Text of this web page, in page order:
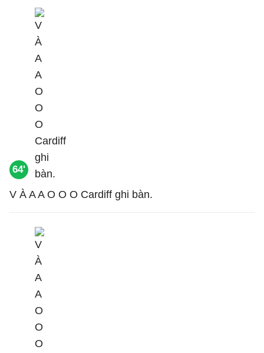
64'
V À A A O O O Cardiff ghi bàn.